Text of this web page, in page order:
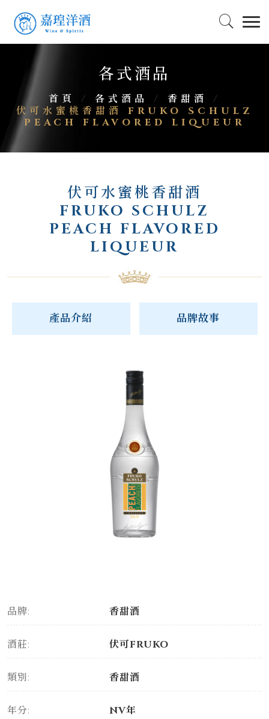
各式酒品
首頁 / 各式酒品 / 香甜酒
/
伏可水蜜桃香甜酒 FRUKO SCHULZ
PEACH FLAVORED LIQUEUR
伏可水蜜桃香甜酒
FRUKO SCHULZ
PEACH FLAVORED
LIQUEUR
產品介紹 品牌故事
品牌: 香甜酒
酒莊: 伏可FRUKO
類別: 香甜酒
年分: NV年